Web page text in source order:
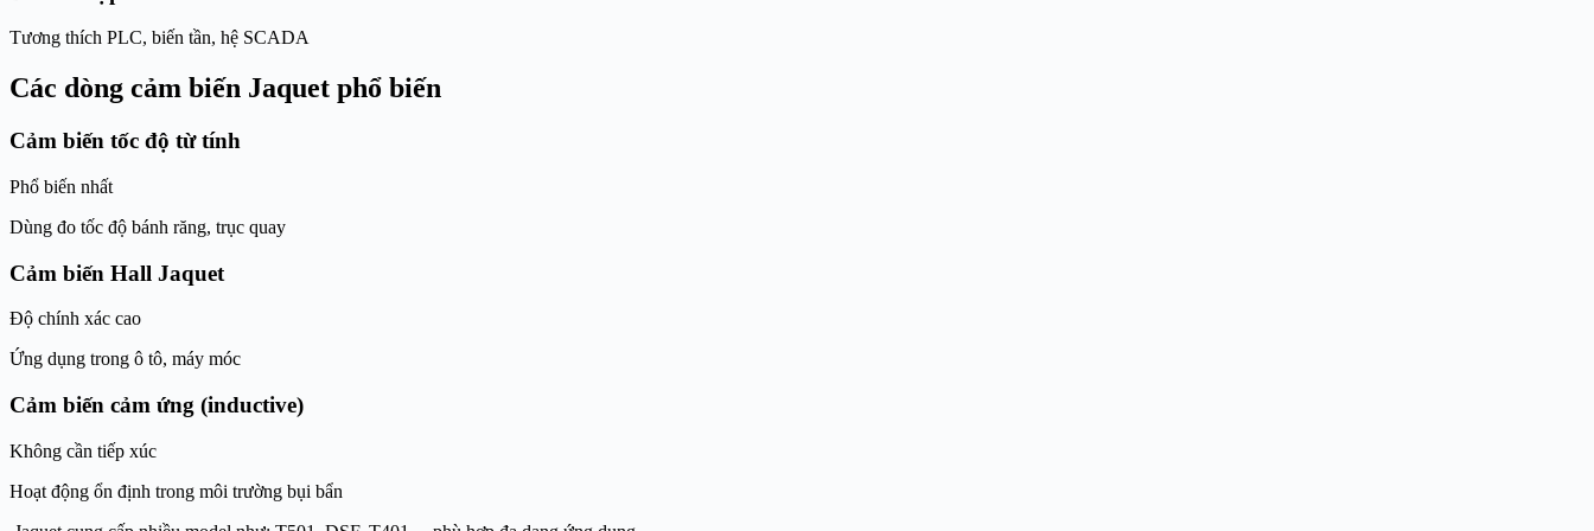
Tương thích PLC, biến tần, hệ SCADA
Các dòng cảm biến Jaquet phổ biến
Cảm biến tốc độ từ tính
Phổ biến nhất
Dùng đo tốc độ bánh răng, trục quay
Cảm biến Hall Jaquet
Độ chính xác cao
Ứng dụng trong ô tô, máy móc
Cảm biến cảm ứng (inductive)
Không cần tiếp xúc
Hoạt động ổn định trong môi trường bụi bẩn